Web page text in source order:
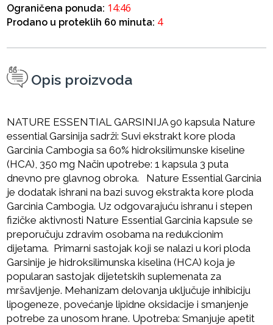
Ograničena ponuda: 14:46
Prodano u proteklih 60 minuta: 4
Opis proizvoda
NATURE ESSENTIAL GARSINIJA 90 kapsula Nature
essential Garsinija sadrži: Suvi ekstrakt kore ploda
Garcinia Cambogia sa 60% hidroksilimunske kiseline
(HCA), 350 mg Način upotrebe: 1 kapsula 3 puta
dnevno pre glavnog obroka. Nature Essential Garcinia
je dodatak ishrani na bazi suvog ekstrakta kore ploda
Garcinia Cambogia. Uz odgovarajuću ishranu i stepen
fizičke aktivnosti Nature Essential Garcinia kapsule se
preporučuju zdravim osobama na redukcionim
dijetama. Primarni sastojak koji se nalazi u kori ploda
Garsinije je hidroksilimunska kiselina (HCA) koja je
popularan sastojak dijetetskih suplemenata za
mršavljenje. Mehanizam delovanja uključuje inhibiciju
lipogeneze, povećanje lipidne oksidacije i smanjenje
potrebe za unosom hrane. Upotreba: Smanjuje apetit